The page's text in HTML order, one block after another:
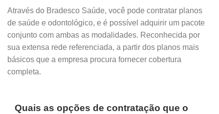
Através do Bradesco Saúde, você pode contratar planos
de saúde e odontológico, e é possível adquirir um pacote
conjunto com ambas as modalidades. Reconhecida por
sua extensa rede referenciada, a partir dos planos mais
básicos que a empresa procura fornecer cobertura
completa.
Quais as opções de contratação que o